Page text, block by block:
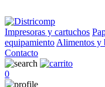
Impresoras y cartuchos
equipamiento Alimentos y
Contacto
0